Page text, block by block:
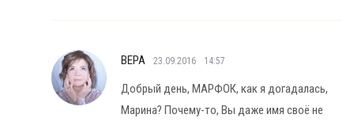
ВЕРА 23.09.2016 14:57
Добрый день, МАРФОК, как я догадалась,
Марина? Почему-то, Вы даже имя своё не